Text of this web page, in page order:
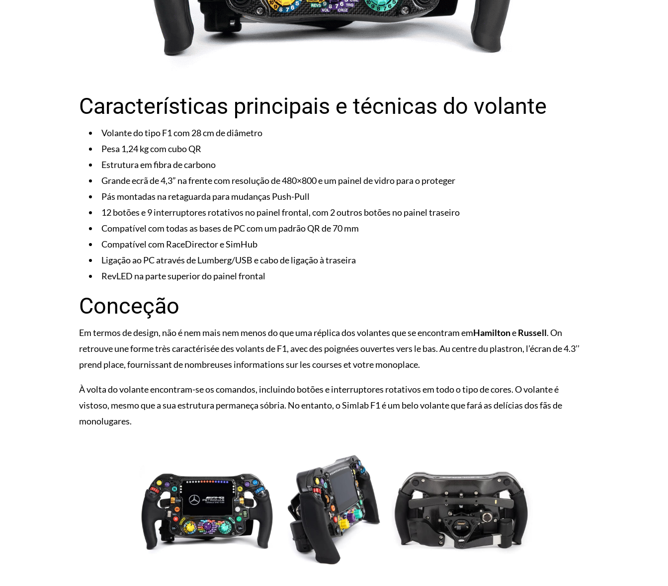
Características principais e técnicas do volante
Volante do tipo F1 com 28 cm de diâmetro
Pesa 1,24 kg com cubo QR
Estrutura em fibra de carbono
Grande ecrã de 4,3” na frente com resolução de 480×800 e um painel de vidro para o proteger
Pás montadas na retaguarda para mudanças Push-Pull
12 botões e 9 interruptores rotativos no painel frontal, com 2 outros botões no painel traseiro
Compatível com todas as bases de PC com um padrão QR de 70 mm
Compatível com RaceDirector e SimHub
Ligação ao PC através de Lumberg/USB e cabo de ligação à traseira
RevLED na parte superior do painel frontal
Conceção
Em termos de design, não é nem mais nem menos do que uma réplica dos volantes que se encontram emHamiltoneRussell. On
retrouve une forme très caractérisée des volants de F1, avec des poignées ouvertes vers le bas. Au centre du plastron, l’écran de 4.3’’
prend place, fournissant de nombreuses informations sur les courses et votre monoplace.
À volta do volante encontram-se os comandos, incluindo botões e interruptores rotativos em todo o tipo de cores. O volante é
vistoso, mesmo que a sua estrutura permaneça sóbria. No entanto, o Simlab F1 é um belo volante que fará as delícias dos fãs de
monolugares.